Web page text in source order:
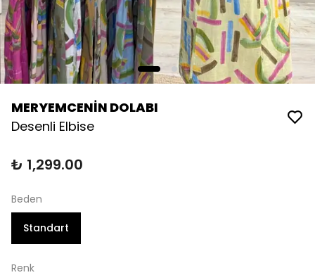
MERYEMCENİN DOLABI
Desenli Elbise
₺ 1,299.00
Beden
Standart
Renk